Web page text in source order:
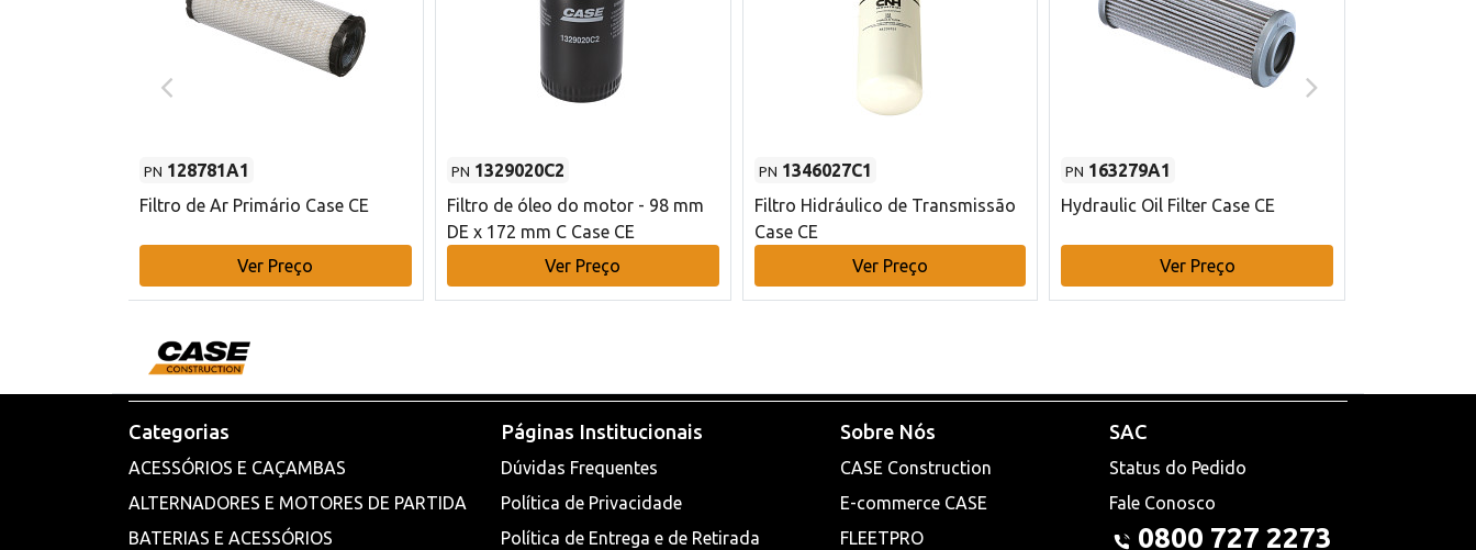
PN 128781A1
Filtro de Ar Primário Case CE
Ver Preço
PN 1329020C2
Filtro de óleo do motor - 98 mm
DE x 172 mm C Case CE
Ver Preço
PN 1346027C1
Filtro Hidráulico de Transmissão
Case CE
Ver Preço
PN 163279A1
Hydraulic Oil Filter Case CE
Ver Preço
Categorias
ACESSÓRIOS E CAÇAMBAS
ALTERNADORES E MOTORES DE PARTIDA
BATERIAS E ACESSÓRIOS
Páginas Institucionais
Dúvidas Frequentes
Política de Privacidade
Política de Entrega e de Retirada
Sobre Nós
CASE Construction
E-commerce CASE
FLEETPRO
SAC
Status do Pedido
Fale Conosco
0800 727 2273